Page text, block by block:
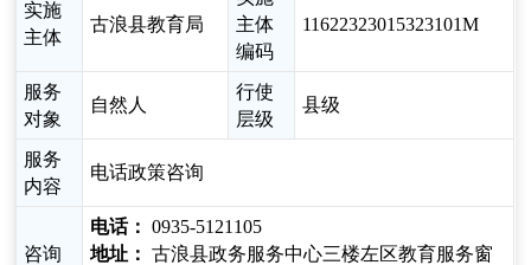
实施
主体
古浪县教育局
主体
编码
11622323015323101M
服务
对象
自然人
行使
层级
县级
服务
内容
电话政策咨询
咨询
电话： 0935-5121105
地址： 古浪县政务服务中心三楼左区教育服务窗